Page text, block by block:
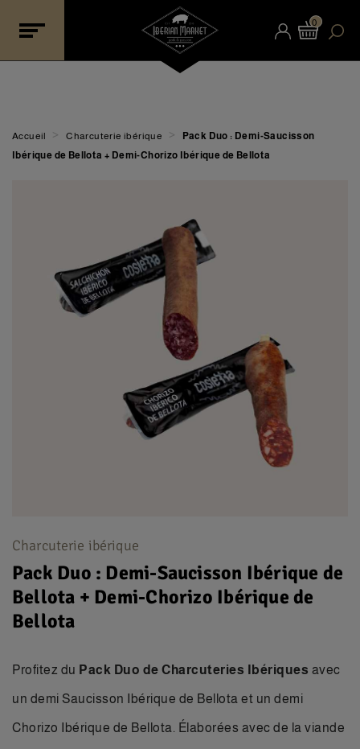
0
Accueil > Charcuterie ibérique >
Pack Duo : Demi-Saucisson
Ibérique de Bellota + Demi-Chorizo Ibérique de Bellota
Charcuterie ibérique
Pack Duo : Demi-Saucisson Ibérique de
Bellota + Demi-Chorizo Ibérique de
Bellota
Profitez du Pack Duo de Charcuteries Ibériques avec
un demi Saucisson Ibérique de Bellota et un demi
Chorizo Ibérique de Bellota. Élaborées avec de la viande